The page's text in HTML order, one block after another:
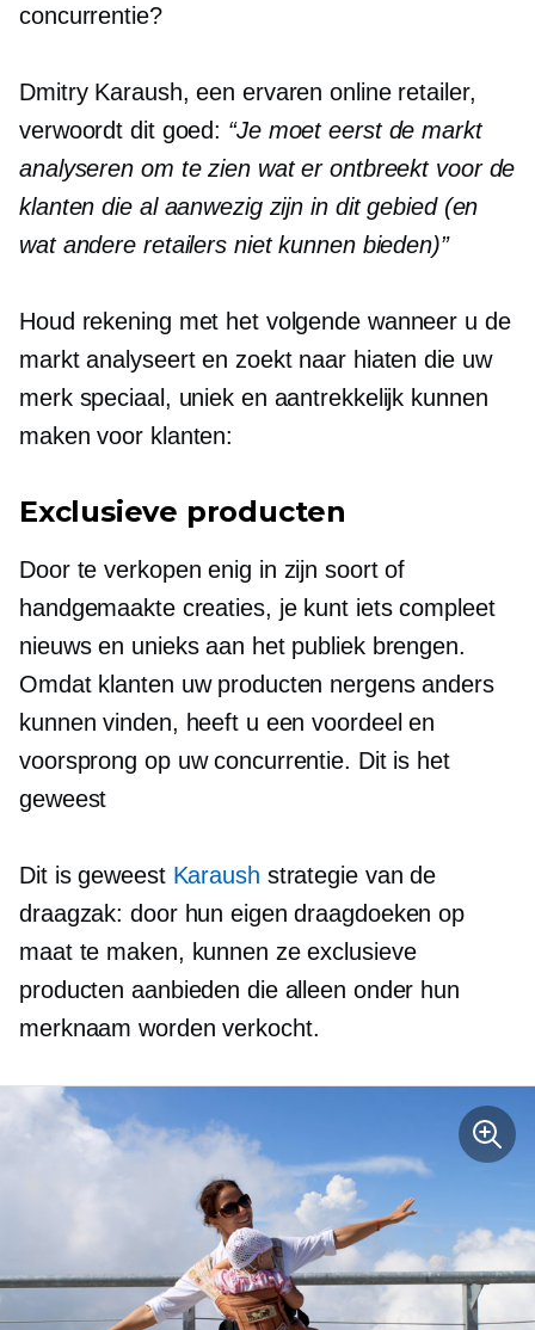
concurrentie?
Dmitry Karaush, een ervaren online retailer,
verwoordt dit goed: “Je moet eerst de markt
analyseren om te zien wat er ontbreekt voor de
klanten die al aanwezig zijn in dit gebied (en
wat andere retailers niet kunnen bieden)”
Houd rekening met het volgende wanneer u de
markt analyseert en zoekt naar hiaten die uw
merk speciaal, uniek en aantrekkelijk kunnen
maken voor klanten:
Exclusieve producten
Door te verkopenenig in zijn soortof
handgemaakte creaties, je kunt iets compleet
nieuws en unieks aan het publiek brengen.
Omdat klanten uw producten nergens anders
kunnen vinden, heeft u een voordeel en
voorsprong op uw concurrentie. Dit is het
geweest
Dit is geweest Karaush strategie van de
draagzak: door hun eigen draagdoeken op
maat te maken, kunnen ze exclusieve
producten aanbieden die alleen onder hun
merknaam worden verkocht.